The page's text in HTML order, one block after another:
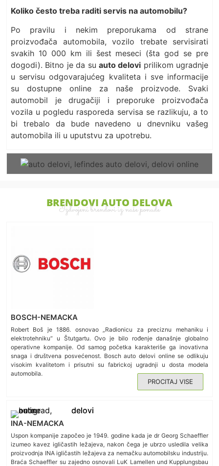
Koliko često treba raditi servis na automobilu?
Po pravilu i nekim preporukama od strane
proizvođača automobila, vozilo trebate servisirati
svakih 10 000 km ili šest meseci (šta god se pre
dogodi). Bitno je da su auto delovi prilikom ugradnje
u servisu odgovarajućeg kvaliteta i sve informacije
su dostupne online za naše proizvode. Svaki
automobil je drugačiji i preporuke proizvođača
vozila u pogledu rasporeda servisa se razlikuju, a to
bi trebalo da bude navedeno u dnevniku vašeg
automobila ili u uputstvu za upotrebu.
BRENDOVI AUTO DELOVA
Izdvojeni brendovi iz naše ponude
BOSCH-NEMACKA
Robert Boš je 1886. osnovao „Radionicu za preciznu mehaniku i
elektrotehniku“ u Štutgartu. Ovo je bilo rođenje današnje globalno
operativne kompanije. Od samog početka karakteriše ga inovativna
snaga i društvena posvećenost. Bosch auto delovi online se odlikuju
visokim kvalitetom i prisutni su fabrickoj ugradnji u dosta modela
automobila.
PROCITAJ VISE
INA-NEMACKA
Uspon kompanije započeo je 1949. godine kada je dr Georg Schaeffler
izumeo kavez igličastih ležajeva, nakon čega je ubrzo usledila velika
proizvodnja INA igličastih ležajeva za nemačku automobilsku industriju.
Braća Schaeffler su zajedno osnovali LuK Lamellen und Kupplungsbau